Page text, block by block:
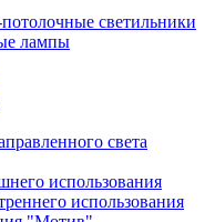
светильники
лампы
света
использования
использования